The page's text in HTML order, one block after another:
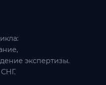
экспертизы.